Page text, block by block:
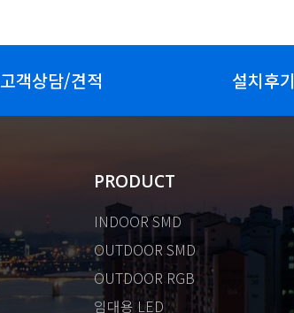
고객상담/견적 설치후기
PRODUCT
INDOOR SMD
OUTDOOR SMD
OUTDOOR RGB
임대용 LED